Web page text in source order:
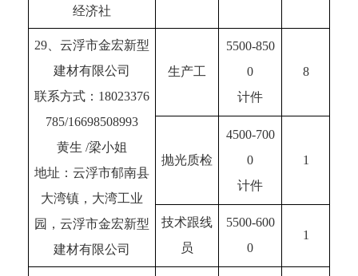
经济社
29、云浮市金宏新型
建材有限公司
联系方式：18023376
785/16698508993
黄生 /梁小姐
地址：云浮市郁南县
大湾镇，大湾工业
园，云浮市金宏新型
建材有限公司
生产工
5500-850
0
计件
8
抛光质检
4500-700
0
计件
1
技术跟线
员
5500-600
0
1